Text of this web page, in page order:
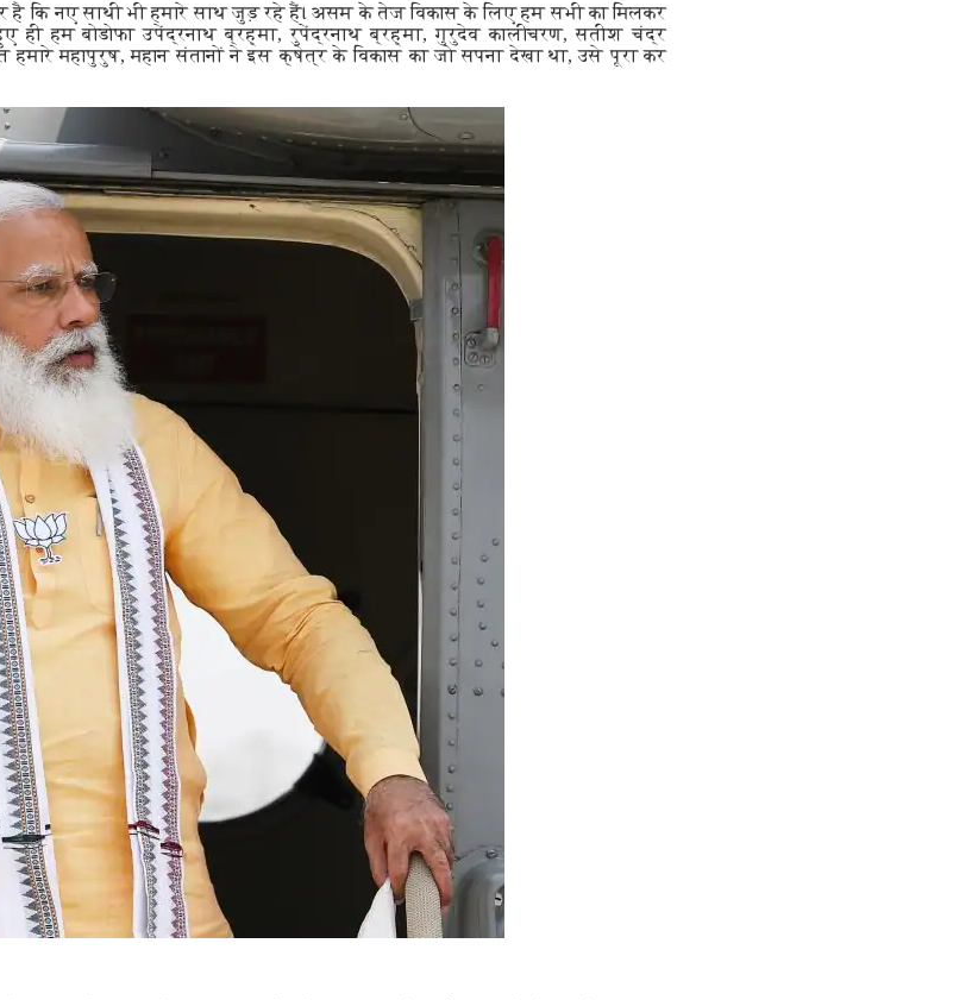
है कि नए साथी भी हमारे साथ जुड़ रहे हैं। असम के तेज विकास के लिए हम सभी का मिलकर
ही हम बोडोफा उपेंद्रनाथ ब्रह्मा, रुपेंद्रनाथ ब्रह्मा, गुरुदेव कालीचरण, सतीश चंद्र
हमारे महापुरुष, महान संतानों ने इस क्षेत्र के विकास का जो सपना देखा था, उसे पूरा कर